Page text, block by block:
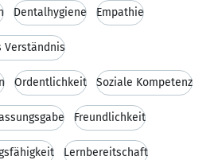
Dentalhygiene Empathie
Verständnis
Ordentlichkeit Soziale Kompetenz
Freundlichkeit
Lernbereitschaft